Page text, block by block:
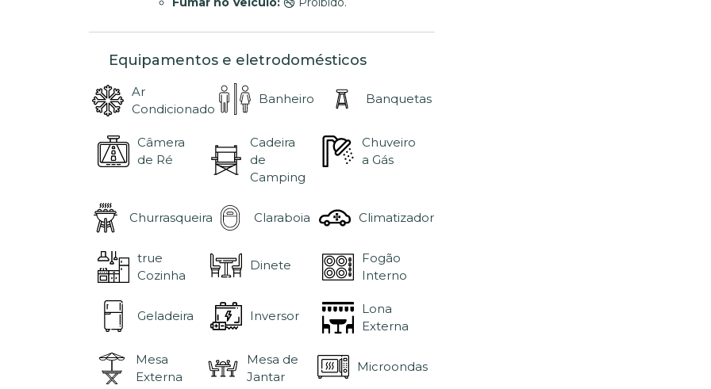
Equipamentos e eletrodomésticos
Ar
Condicionado
Banheiro Banquetas
Câmera
de Ré
Cadeira
de
Camping
Chuveiro
a Gás
Churrasqueira Claraboia Climatizador
true
Cozinha
Dinete
Fogão
Interno
Geladeira Inversor
Lona
Externa
Mesa
Externa
Mesa de
Jantar
Microondas